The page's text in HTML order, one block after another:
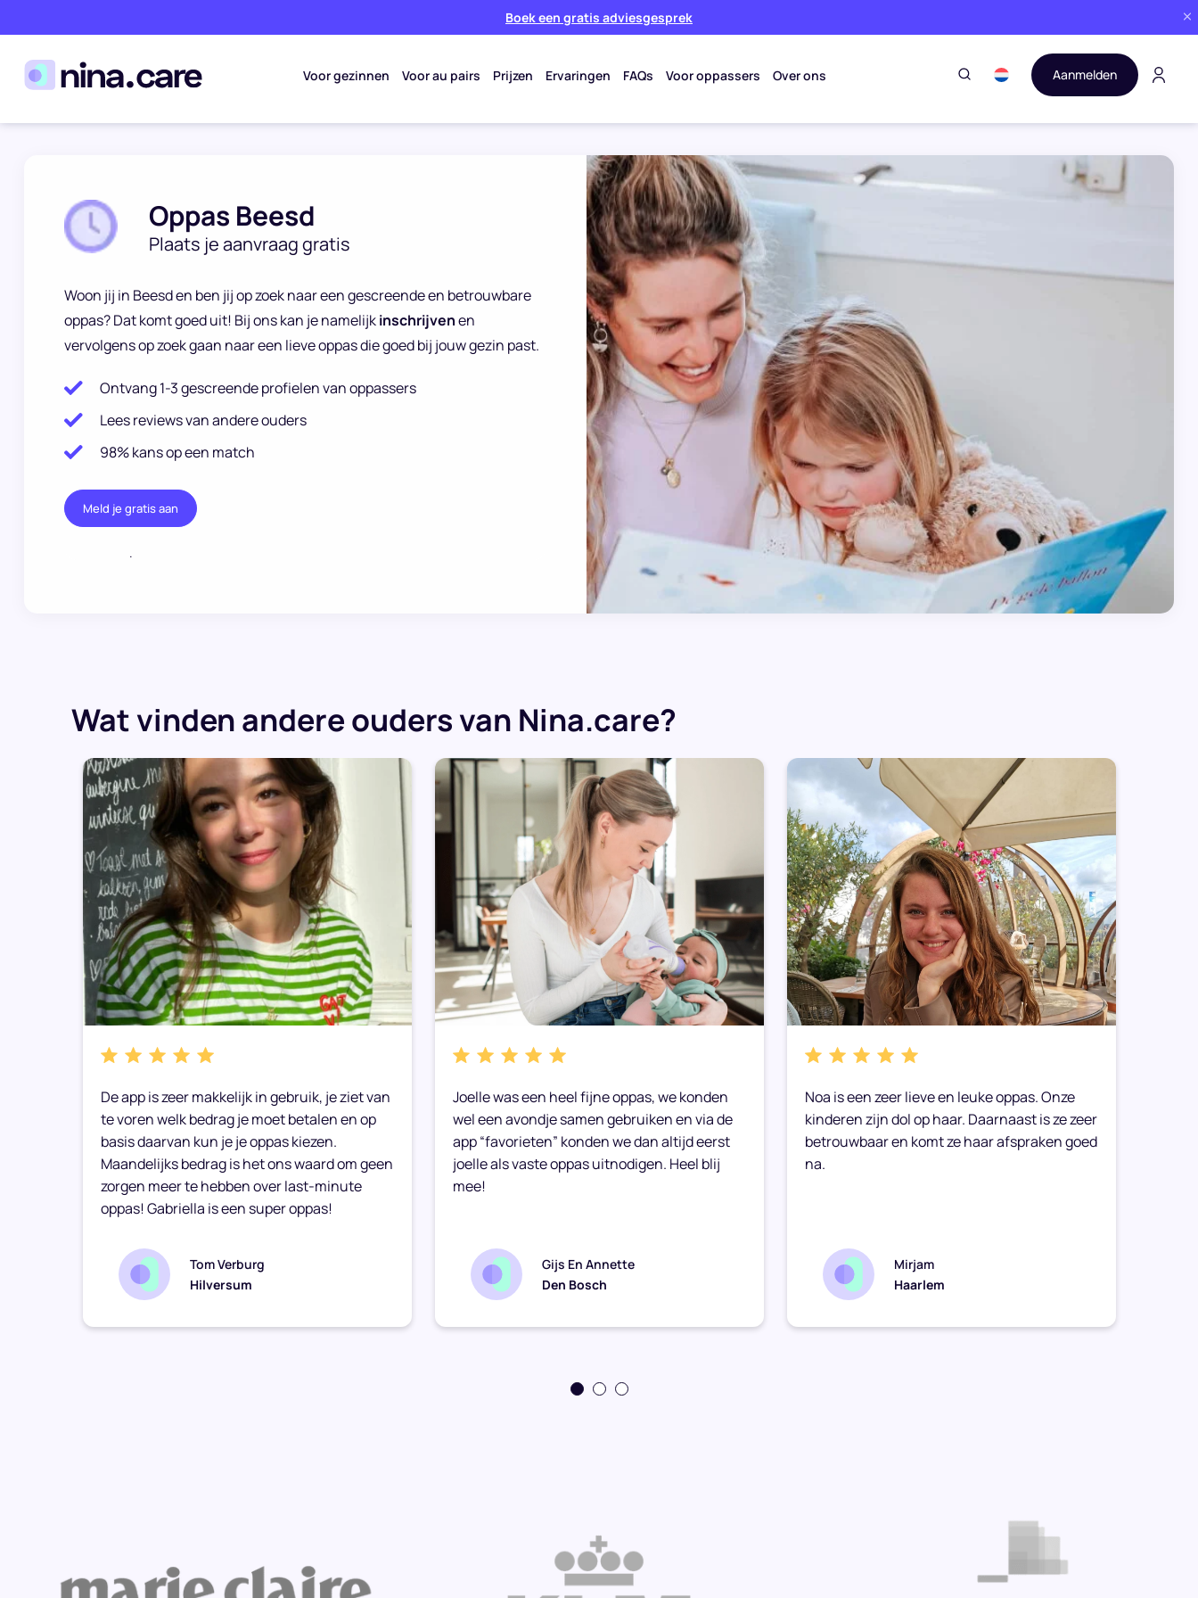
Boek een gratis adviesgesprek
Voor gezinnen Voor au pairs Prijzen Ervaringen FAQs Voor oppassers Over ons Aanmelden
Oppas Beesd
Plaats je aanvraag gratis
Woon jij in Beesd en ben jij op zoek naar een gescreende en betrouwbare
oppas? Dat komt goed uit! Bij ons kan je namelijkinschrijvenen
vervolgens op zoek gaan naar een lieve oppas die goed bij jouw gezin past.
Ontvang 1-3 gescreende profielen van oppassers
Lees reviews van andere ouders
98% kans op een match
Meld je gratis aan
.
Wat vinden andere ouders van Nina.care?
De app is zeer makkelijk in gebruik, je ziet van
te voren welk bedrag je moet betalen en op
basis daarvan kun je je oppas kiezen.
Maandelijks bedrag is het ons waard om geen
zorgen meer te hebben over last-minute
oppas! Gabriella is een super oppas!
Tom Verburg
Hilversum
Joelle was een heel fijne oppas, we konden
wel een avondje samen gebruiken en via de
app “favorieten” konden we dan altijd eerst
joelle als vaste oppas uitnodigen. Heel blij
mee!
Gijs En Annette
Den Bosch
Noa is een zeer lieve en leuke oppas. Onze
kinderen zijn dol op haar. Daarnaast is ze zeer
betrouwbaar en komt ze haar afspraken goed
na.
Mirjam
Haarlem